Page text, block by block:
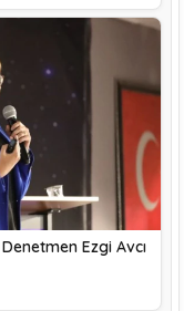
Ezgi Avcı